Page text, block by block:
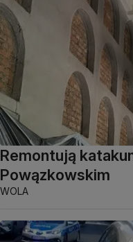
Remontują
Powązkowskim
WOLA